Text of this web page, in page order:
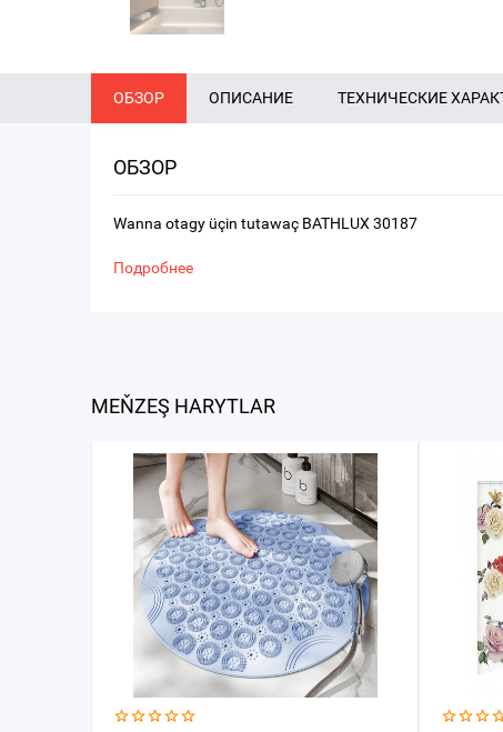
ОБЗОР ОПИСАНИЕ ТЕХНИЧЕСКИЕ
ОБЗОР
Wanna otagy üçin tutawaç BATHLUX 30187
Подробнее
MEŇZEŞ HARYTLAR